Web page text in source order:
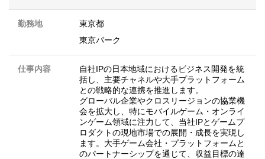
勤務地
東京都
東京パーク
仕事内容
自社IPの日本地域におけるビジネス開発を統
括し、主要チャネルや大手プラットフォーム
との戦略的な連携を推進します。
グローバル企業やクロスリージョンの協業機
会を拡大し、特にモバイルゲーム・オンライ
ンゲーム領域に注力して、当社IPとゲームプ
ロダクトの現地市場での展開・成長を実現し
ます。大手ゲーム会社・プラットフォームと
のパートナーシップを通じて、収益目標の達